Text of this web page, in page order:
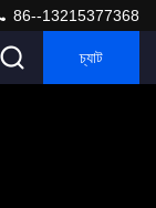
86--13215377368
চ্যাট